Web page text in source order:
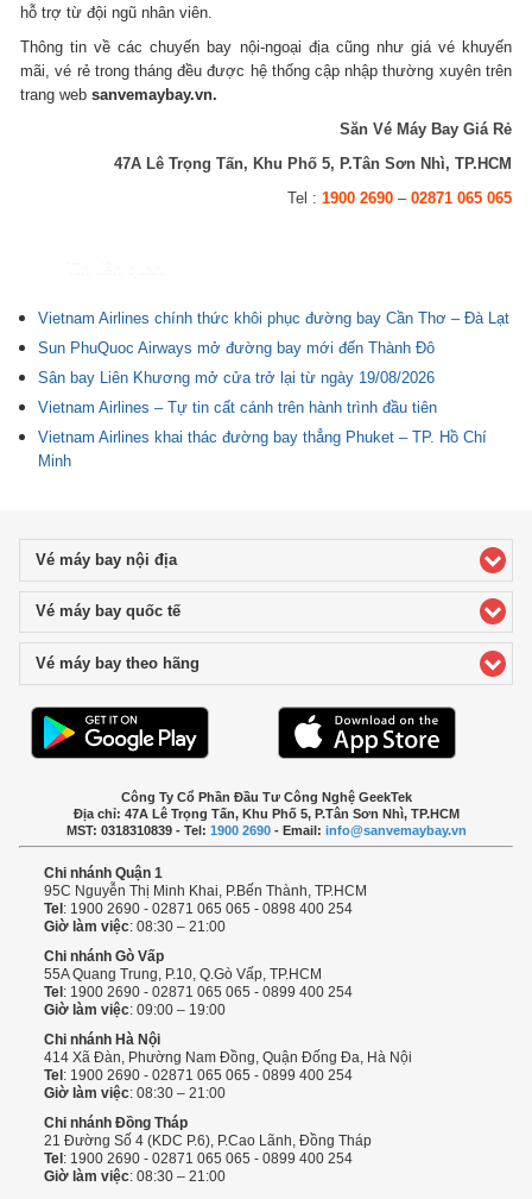
hỗ trợ từ đội ngũ nhân viên.
Thông tin về các chuyến bay nội-ngoại địa cũng như giá vé khuyến
mãi, vé rẻ trong tháng đều được hệ thống cập nhập thường xuyên trên
trang websanvemaybay.vn.
Săn Vé Máy Bay Giá Rẻ
47A Lê Trọng Tấn, Khu Phố 5, P.Tân Sơn Nhì, TP.HCM
Tel : 1900 2690– 02871 065 065
Vietnam Airlines chính thức khôi phục đường bay Cần Thơ – Đà Lạt
Sun PhuQuoc Airways mở đường bay mới đến Thành Đô
Sân bay Liên Khương mở cửa trở lại từ ngày 19/08/2026
Vietnam Airlines – Tự tin cất cánh trên hành trình đầu tiên
Vietnam Airlines khai thác đường bay thẳng Phuket – TP. Hồ Chí
Minh
Vé máy bay nội địaclick to expand contents
Vé máy bay quốc tếclick to expand contents
Vé máy bay theo hãng
Công Ty Cổ Phần Đầu Tư Công Nghệ GeekTek
Địa chỉ: 47A Lê Trọng Tấn, Khu Phố 5, P.Tân Sơn Nhì, TP.HCM
MST: 0318310839 - Tel: 1900 2690- Email: info@sanvemaybay.vn
Chi nhánh Quận 1
95C Nguyễn Thị Minh Khai, P.Bến Thành, TP.HCM
Tel : 1900 2690 - 02871 065 065 - 0898 400 254
Giờ làm việc: 08:30 – 21:00
Chi nhánh Gò Vấp
55A Quang Trung, P.10, Q.Gò Vấp, TP.HCM
Tel : 1900 2690 - 02871 065 065 - 0899 400 254
Giờ làm việc: 09:00 – 19:00
Chi nhánh Hà Nội
414 Xã Đàn, Phường Nam Đồng, Quận Đống Đa, Hà Nội
Tel : 1900 2690 - 02871 065 065 - 0899 400 254
Giờ làm việc: 08:30 – 21:00
Chi nhánh Đồng Tháp
21 Đường Số 4 (KDC P.6), P.Cao Lãnh, Đồng Tháp
Tel : 1900 2690 - 02871 065 065 - 0899 400 254
Giờ làm việc: 08:30 – 21:00